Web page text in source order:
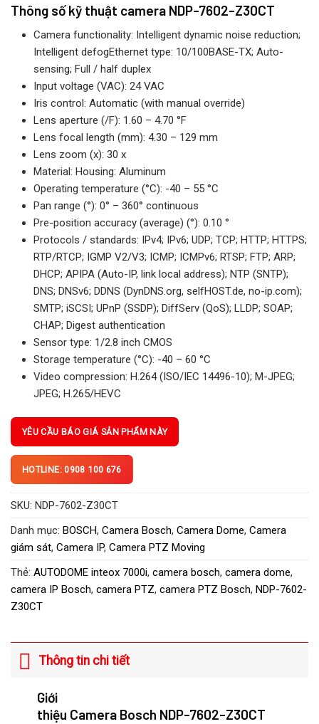
5.00trên 5
dựa trên
1
đánh giá
Thông số kỹ thuật camera NDP-7602-Z30CT
Camera functionality: Intelligent dynamic noise reduction;
Intelligent defogEthernet type: 10/100BASE-TX; Auto-
sensing; Full / half duplex
Input voltage (VAC): 24 VAC
Iris control: Automatic (with manual override)
Lens aperture (/F): 1.60 – 4.70 °F
Lens focal length (mm): 4.30 – 129 mm
Lens zoom (x): 30 x
Material: Housing: Aluminum
Operating temperature (°C): -40 – 55 °C
Pan range (°): 0° – 360° continuous
Pre-position accuracy (average) (°): 0.10 °
Protocols / standards: IPv4; IPv6; UDP; TCP; HTTP; HTTPS;
RTP/RTCP; IGMP V2/V3; ICMP; ICMPv6; RTSP; FTP; ARP;
DHCP; APIPA (Auto-IP, link local address); NTP (SNTP);
DNS; DNSv6; DDNS (DynDNS.org, selfHOST.de, no-ip.com);
SMTP; iSCSI; UPnP (SSDP); DiffServ (QoS); LLDP; SOAP;
CHAP; Digest authentication
Sensor type: 1/2.8 inch CMOS
Storage temperature (°C): -40 – 60 °C
Video compression: H.264 (ISO/IEC 14496-10); M-JPEG;
JPEG; H.265/HEVC
YÊU CẦU BÁO GIÁ SẢN PHẨM NÀY
HOTLINE: 0908 100 676
SKU: NDP-7602-Z30CT
Danh mục: BOSCH, Camera Bosch, Camera Dome, Camera
giám sát, Camera IP, Camera PTZ Moving
Thẻ: AUTODOME inteox 7000i, camera bosch, camera dome,
camera IP Bosch, camera PTZ, camera PTZ Bosch, NDP-7602-
Z30CT
Thông tin chi tiết
Giới
thiệu Camera Bosch NDP-7602-Z30CT